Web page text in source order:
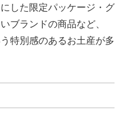
した限定パッケージ・グ
ブランドの商品など、
特別感のあるお土産が多